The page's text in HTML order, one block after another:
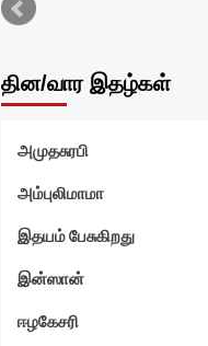
தின/வார இதழ்கள்
அமுதசுரபி
அம்புலிமாமா
இதயம் பேசுகிறது
இன்ஸான்
ஈழகேசரி